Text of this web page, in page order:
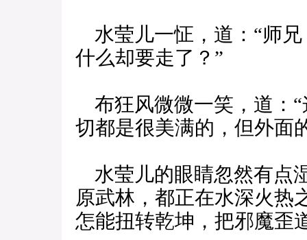
水莹儿一怔，道：“师
什么却要走了？”
布狂风微微一笑，道：
切都是很美满的，但外面
水莹儿的眼睛忽然有点
原武林，都正在水深火热
怎能扭转乾坤，把邪魔歪